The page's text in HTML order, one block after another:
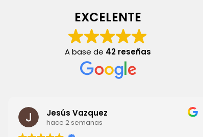
EXCELENTE
A base de 42 reseñas
Jesús Vazquez
hace 2 semanas